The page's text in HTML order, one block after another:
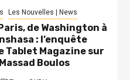
Les Nouvelles | News
de Washington à
: l’enquête
Tablet Magazine sur
Boulos